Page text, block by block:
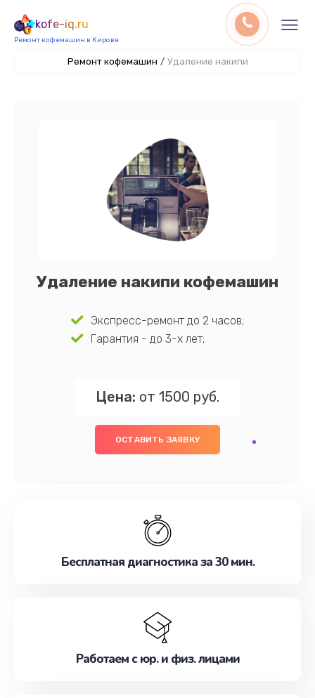
kofe-iq.ru
Ремонт кофемашин в Кирове
Ремонт кофемашин / Удаление накипи
Удаление накипи кофемашин
Экспресс-ремонт до 2 часов;
Гарантия - до 3-х лет;
Цена: от 1500 руб.
ОСТАВИТЬ ЗАЯВКУ
Бесплатная диагностика за 30 мин.
Работаем с юр. и физ. лицами